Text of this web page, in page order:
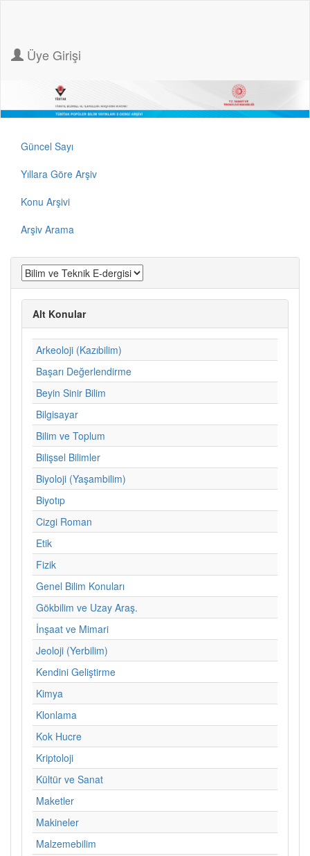
Üye Girişi
Güncel Sayı
Yıllara Göre Arşiv
Konu Arşivi
Arşiv Arama
Alt Konular
Arkeoloji (Kazıbilim)
Başarı Değerlendirme
Beyin Sinir Bilim
Bilgisayar
Bilim ve Toplum
Bilişsel Bilimler
Biyoloji (Yaşambilim)
Biyotıp
Cizgi Roman
Etik
Fizik
Genel Bilim Konuları
Gökbilim ve Uzay Araş.
İnşaat ve Mimari
Jeoloji (Yerbilim)
Kendini Geliştirme
Kimya
Klonlama
Kok Hucre
Kriptoloji
Kültür ve Sanat
Maketler
Makineler
Malzemebilim